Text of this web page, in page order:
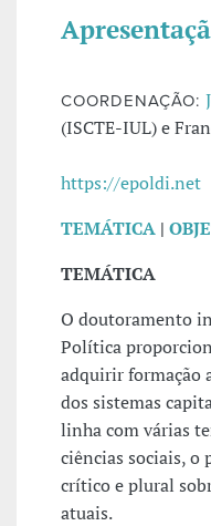
COORDENAÇÃO:
(ISCTE-IUL) e
https://epoldi.net
TEMÁTICA |
TEMÁTICA
O doutoramento
Política
adquirir formação
dos sistemas
linha com várias
ciências sociais, o
crítico e plural
atuais.